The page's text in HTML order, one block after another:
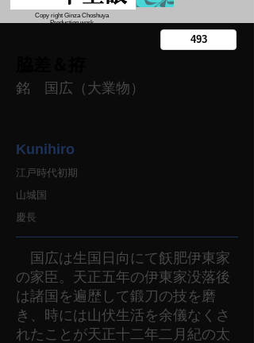
Copy right Ginza Choshuya
Production work
銘 国広（大業物）
Kunihiro
江戸時代初期
山城国
慶長
国広は生国日向にて飫肥伊東家
の家臣。天正五年の伊東家没落後
は諸国を遍歴して鍛刀の技を磨
き、時には山伏生活を余儀なくさ
れたことが天正十二年二月紀の太